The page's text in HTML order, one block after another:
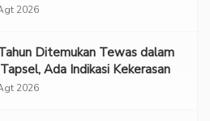
2026
Ditemukan Tewas dalam
Ada Indikasi Kekerasan
2026